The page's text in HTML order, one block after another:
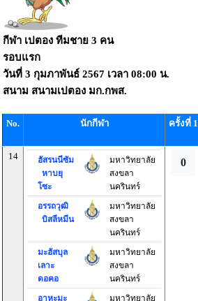
กีฬา เปตอง ทีมชาย 3 คน
รอบแรก
วันที่ 3 กุมภาพันธ์ 2567 เวลา 08:00 น.
สนาม สนามเปตอง มก.กพส.
No. นักกีฬา ครั้งที่ 1
14
ฮัสรนนีซัม
หาบยุ
โซะ
มหาวิทยาลัย
สงขลา
นครินทร์
อรรถวุฒิ
บิสลีหมีน
มหาวิทยาลัย
สงขลา
นครินทร์
มะฮัสบุล
เลาะ
ดอคอ
มหาวิทยาลัย
สงขลา
นครินทร์
อาหะมะ
มหาวิทยาลัย
0